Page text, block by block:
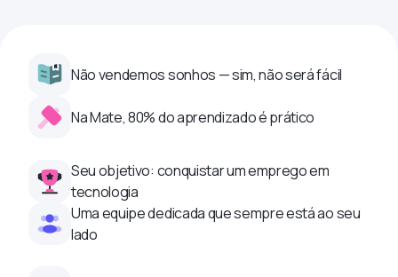
Não vendemos sonhos — sim, não será fácil
Na Mate, 80% do aprendizado é prático
Seu objetivo: conquistar um emprego em
tecnologia
Uma equipe dedicada que sempre está ao seu
lado